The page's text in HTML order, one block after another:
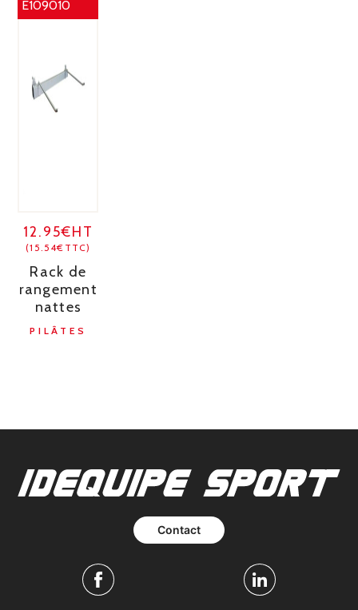
E109010
12.95€HT
(15.54€TTC)
Rack de
rangement
nattes
PILÂTES
Contact
Facebook Linkedin